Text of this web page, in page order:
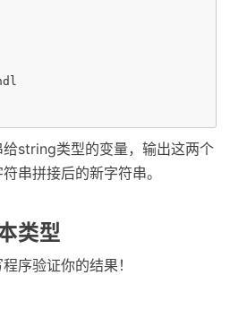
string类型的变量，输出这两个
串拼接后的新字符串。
类型
序验证你的结果！